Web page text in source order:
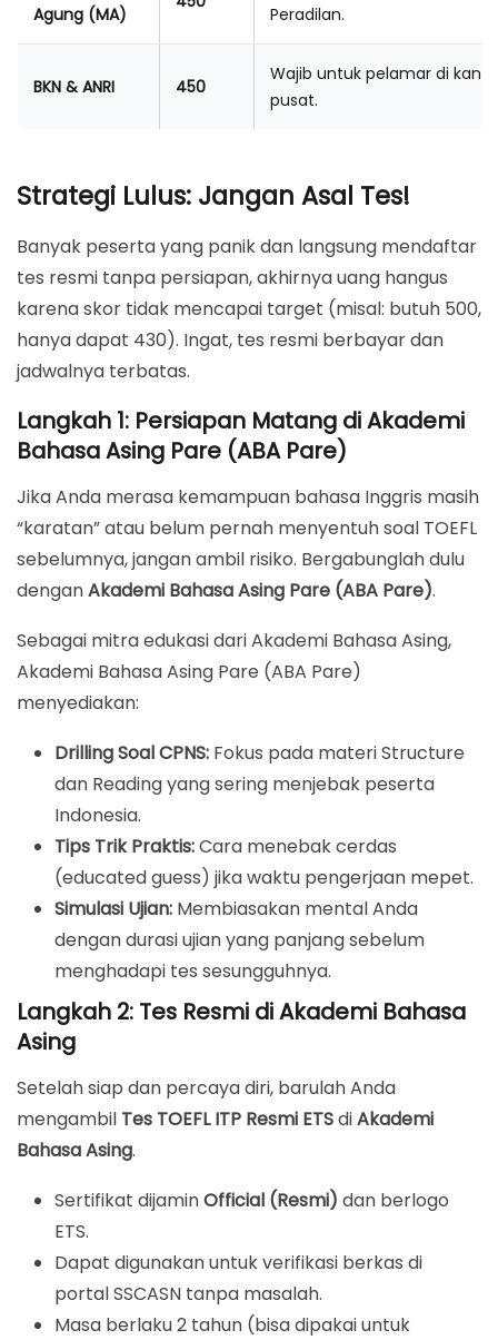
Agung (MA) Peradilan.
BKN & ANRI 450
Wajib untuk pelamar di
pusat.
Strategi Lulus: Jangan Asal Tes!
Banyak peserta yang panik dan langsung mendaftar
tes resmi tanpa persiapan, akhirnya uang hangus
karena skor tidak mencapai target (misal: butuh 500,
hanya dapat 430). Ingat, tes resmi berbayar dan
jadwalnya terbatas.
Langkah 1: Persiapan Matang di Akademi
Bahasa Asing Pare (ABA Pare)
Jika Anda merasa kemampuan bahasa Inggris masih
“karatan” atau belum pernah menyentuh soal TOEFL
sebelumnya, jangan ambil risiko. Bergabunglah dulu
denganAkademi Bahasa Asing Pare (ABA Pare).
Sebagai mitra edukasi dari Akademi Bahasa Asing,
Akademi Bahasa Asing Pare (ABA Pare)
menyediakan:
Drilling Soal CPNS: Fokus pada materi Structure
dan Reading yang sering menjebak peserta
Indonesia.
Tips Trik Praktis:Cara menebak cerdas
(educated guess) jika waktu pengerjaan mepet.
Simulasi Ujian: Membiasakan mental Anda
dengan durasi ujian yang panjang sebelum
menghadapi tes sesungguhnya.
Langkah 2: Tes Resmi di Akademi Bahasa
Asing
Setelah siap dan percaya diri, barulah Anda
mengambil Tes TOEFL ITP Resmi ETSdiAkademi
Bahasa Asing.
Sertifikat dijaminOfficial (Resmi) dan berlogo
ETS.
Dapat digunakan untuk verifikasi berkas di
portal SSCASN tanpa masalah.
Masa berlaku 2 tahun (bisa dipakai untuk